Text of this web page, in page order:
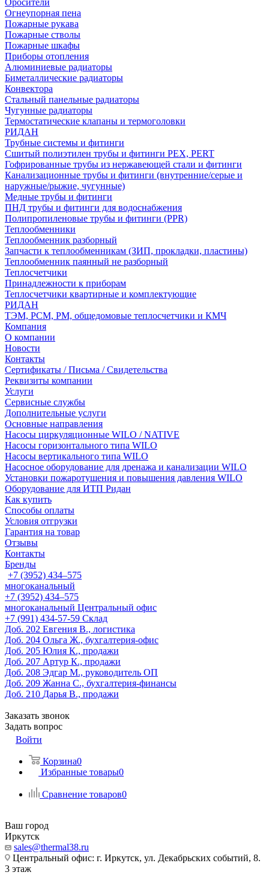
Оросители
Огнеупорная пена
Пожарные рукава
Пожарные стволы
Пожарные шкафы
Приборы отопления
Алюминиевые радиаторы
Биметаллические радиаторы
Конвектора
Стальный панельные радиаторы
Чугунные радиаторы
Термостатические клапаны и термоголовки
РИДАН
Трубные системы и фитинги
Сшитый полиэтилен трубы и фитинги PEX, PERT
Гофрированные трубы из нержавеющей стали и фитинги
Канализационные трубы и фитинги (внутренние/серые и
наружные/рыжие, чугунные)
Медные трубы и фитинги
ПНД трубы и фитинги для водоснабжения
Полипропиленовые трубы и фитинги (PPR)
Теплообменники
Теплообменник разборный
Запчасти к теплообменникам (ЗИП, прокладки, пластины)
Теплообменник паянный не разборный
Теплосчетчики
Принадлежности к приборам
Теплосчетчики квартирные и комплектующие
РИДАН
ТЭМ, РСМ, РМ, общедомовые теплосчетчики и КМЧ
Компания
О компании
Новости
Контакты
Сертификаты / Письма / Свидетельства
Реквизиты компании
Услуги
Сервисные службы
Дополнительные услуги
Основные направления
Насосы циркуляционные WILO / NATIVE
Насосы горизонтального типа WILO
Насосы вертикального типа WILO
Насосное оборудование для дренажа и канализации WILO
Установки пожаротушения и повышения давления WILO
Оборудование для ИТП Ридан
Как купить
Способы оплаты
Условия отгрузки
Гарантия на товар
Отзывы
Контакты
Бренды
+7 (3952) 434‒575
многоканальный
+7 (3952) 434‒575
многоканальный Центральный офис
‎+7 (991) 434-57-59 Склад
Доб. 202 Евгения В., логистика
Доб. 204 Ольга Ж., бухгалтерия-офис
Доб. 205 Юлия К., продажи
Доб. 207 Артур К., продажи
Доб. 208 Эдгар М., руководитель ОП
Доб. 209 Жанна С., бухгалтерия-финансы
Доб. 210 Дарья В., продажи
Заказать звонок
Задать вопрос
Войти
Корзина0
Избранные товары0
Сравнение товаров0
Ваш город
Иркутск
sales@thermal38.ru
Центральный офис: г. Иркутск, ул. Декабрьских событий, 8.
3 этаж